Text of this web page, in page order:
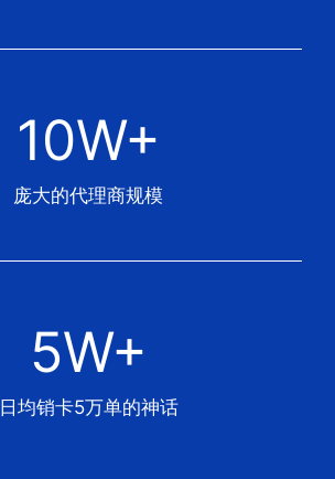
10W+
庞大的代理商规模
5W+
日均销卡5万单的神话